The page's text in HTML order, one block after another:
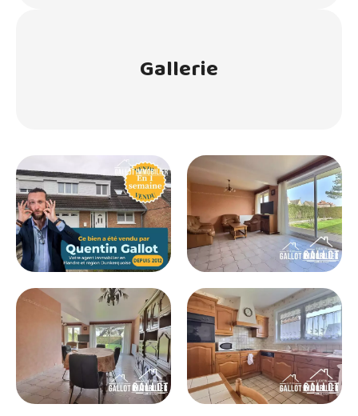
l’année 2021, 2022, 2023 (abonnements
Gallerie